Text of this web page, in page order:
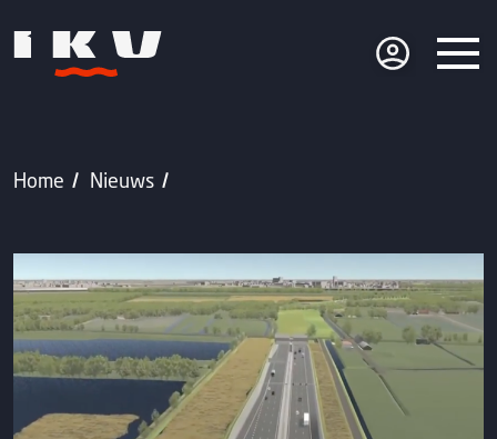
Home Nieuws